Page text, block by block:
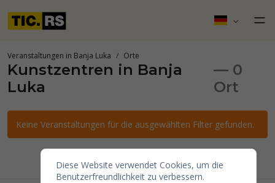
Veranstaltungen in Banja Luka Orte
Kunstzentren in Banja
Luka
— 0
Ort
Keine Veranstaltungen für die ausgewählten Filter gefunden.
Diese Website verwendet Cookies, um die
Benutzerfreundlichkeit zu verbessern.